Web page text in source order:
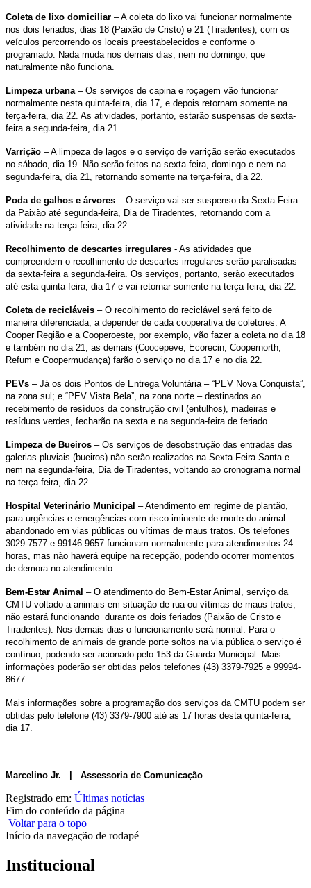
Coleta de lixo domiciliar – A coleta do lixo vai funcionar normalmente
nos dois feriados, dias 18 (Paixão de Cristo) e 21 (Tiradentes), com os
veículos percorrendo os locais preestabelecidos e conforme o
programado. Nada muda nos demais dias, nem no domingo, que
naturalmente não funciona.
Limpeza urbana – Os serviços de capina e roçagem vão funcionar
normalmente nesta quinta-feira, dia 17, e depois retornam somente na
terça-feira, dia 22. As atividades, portanto, estarão suspensas de sexta-
feira a segunda-feira, dia 21.
Varrição – A limpeza de lagos e o serviço de varrição serão executados
no sábado, dia 19. Não serão feitos na sexta-feira, domingo e nem na
segunda-feira, dia 21, retornando somente na terça-feira, dia 22.
Poda de galhos e árvores – O serviço vai ser suspenso da Sexta-Feira
da Paixão até segunda-feira, Dia de Tiradentes, retornando com a
atividade na terça-feira, dia 22.
Recolhimento de descartes irregulares - As atividades que
compreendem o recolhimento de descartes irregulares serão paralisadas
da sexta-feira a segunda-feira. Os serviços, portanto, serão executados
até esta quinta-feira, dia 17 e vai retornar somente na terça-feira, dia 22.
Coleta de recicláveis – O recolhimento do reciclável será feito de
maneira diferenciada, a depender de cada cooperativa de coletores. A
Cooper Região e a Cooperoeste, por exemplo, vão fazer a coleta no dia 18
e também no dia 21; as demais (Coocepeve, Ecorecin, Coopernorth,
Refum e Coopermudança) farão o serviço no dia 17 e no dia 22.
PEVs – Já os dois Pontos de Entrega Voluntária – “PEV Nova Conquista”,
na zona sul; e “PEV Vista Bela”, na zona norte – destinados ao
recebimento de resíduos da construção civil (entulhos), madeiras e
resíduos verdes, fecharão na sexta e na segunda-feira de feriado.
Limpeza de Bueiros – Os serviços de desobstrução das entradas das
galerias pluviais (bueiros) não serão realizados na Sexta-Feira Santa e
nem na segunda-feira, Dia de Tiradentes, voltando ao cronograma normal
na terça-feira, dia 22.
Hospital Veterinário Municipal – Atendimento em regime de plantão,
para urgências e emergências com risco iminente de morte do animal
abandonado em vias públicas ou vítimas de maus tratos. Os telefones
3029-7577 e 99146-9657 funcionam normalmente para atendimentos 24
horas, mas não haverá equipe na recepção, podendo ocorrer momentos
de demora no atendimento.
Bem-Estar Animal – O atendimento do Bem-Estar Animal, serviço da
CMTU voltado a animais em situação de rua ou vítimas de maus tratos,
não estará funcionando durante os dois feriados (Paixão de Cristo e
Tiradentes). Nos demais dias o funcionamento será normal. Para o
recolhimento de animais de grande porte soltos na via pública o serviço é
contínuo, podendo ser acionado pelo 153 da Guarda Municipal. Mais
informações poderão ser obtidas pelos telefones (43) 3379-7925 e 99994-
8677.
Mais informações sobre a programação dos serviços da CMTU podem ser
obtidas pelo telefone (43) 3379-7900 até as 17 horas desta quinta-feira,
dia 17.
Marcelino Jr. | Assessoria de Comunicação
Registrado em: Últimas notícias
Fim do conteúdo da página
Voltar para o topo
Início da navegação de rodapé
Institucional